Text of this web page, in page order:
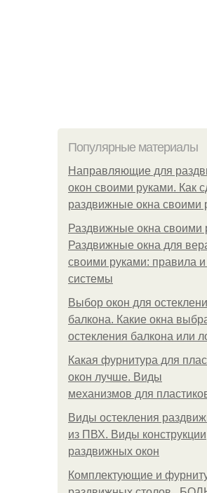
Популярные материалы
Направляющие для
окон своими руками. Как
раздвижные окна своими
Раздвижные окна своими
Раздвижные окна для
своими руками: правила
системы
Выбор окон для
балкона. Какие окна
остекления балкона или
Какая фурнитура для
окон лучше. Виды
механизмов для
Виды остекления
из ПВХ. Виды конструкции
раздвижных окон
Комплектующие и